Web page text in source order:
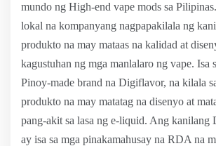
mundo ng High-end vape mods sa
lokal na kompanyang nagpapakilala ng
produkto na may mataas na kalidad at
kagustuhan ng mga manlalaro ng vape. Isa
Pinoy-made brand na Digiflavor, na kilala
produkto na may matatag na disenyo at
pang-akit sa lasa ng e-liquid. Ang kanilang
ay isa sa mga pinakamahusay na RDA na